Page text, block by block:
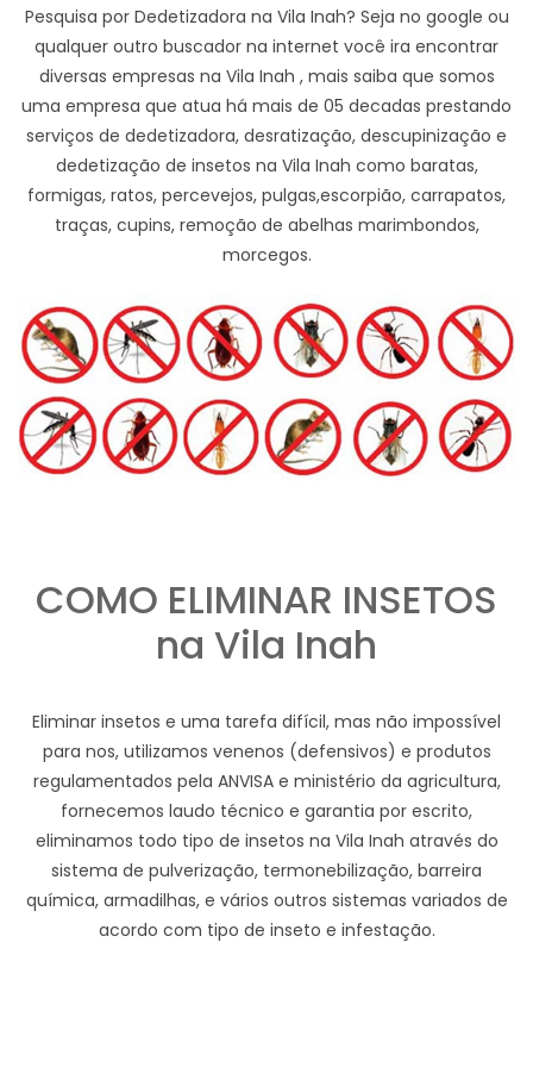
Pesquisa por Dedetizadora na Vila Inah? Seja no google ou
qualquer outro buscador na internet você ira encontrar
diversas empresas na Vila Inah , mais saiba que somos
uma empresa que atua há mais de 05 decadas prestando
serviços de dedetizadora, desratização, descupinização e
dedetização de insetos na Vila Inah como baratas,
formigas, ratos, percevejos, pulgas,escorpião, carrapatos,
traças, cupins, remoção de abelhas marimbondos,
morcegos.
COMO ELIMINAR INSETOS
na Vila Inah
Eliminar insetos e uma tarefa difícil, mas não impossível
para nos, utilizamos venenos (defensivos) e produtos
regulamentados pela ANVISA e ministério da agricultura,
fornecemos laudo técnico e garantia por escrito,
eliminamos todo tipo de insetos na Vila Inah através do
sistema de pulverização, termonebilização, barreira
química, armadilhas, e vários outros sistemas variados de
acordo com tipo de inseto e infestação.